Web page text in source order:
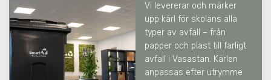
Vi levererar och märker
upp kärl för skolans alla
typer av avfall – från
papper och plast till farligt
avfall i Vasastan. Kärlen
anpassas efter utrymme